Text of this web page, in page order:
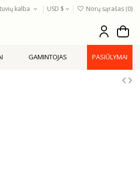
kalba USD $ Norų sąrašas (0)
GAMINTOJAS PASIŪLYMAI